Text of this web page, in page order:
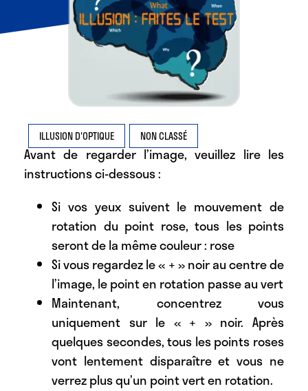
ILLUSION D'OPTIQUE NON CLASSÉ
Avant de regarder l’image, veuillez lire les
instructions ci-dessous :
Si vos yeux suivent le mouvement de
rotation du point rose, tous les points
seront de la même couleur : rose
Si vous regardez le « + » noir au centre de
l’image, le point en rotation passe au vert
Maintenant, concentrez vous
uniquement sur le « + » noir. Après
quelques secondes, tous les points roses
vont lentement disparaître et vous ne
verrez plus qu’un point vert en rotation.